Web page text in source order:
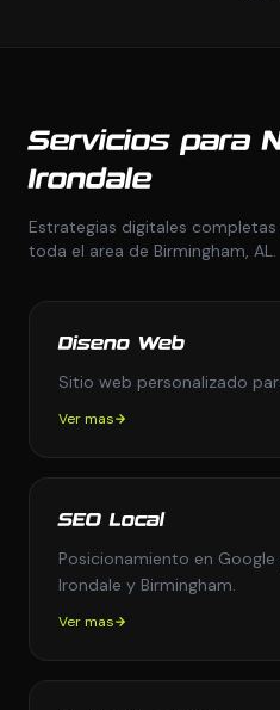
Servicios para
Irondale
Estrategias digitales
toda el area de Birmingham, AL.
Diseno Web
Sitio web personalizado
Ver mas
SEO Local
Posicionamiento en
Irondale y Birmingham.
Ver mas